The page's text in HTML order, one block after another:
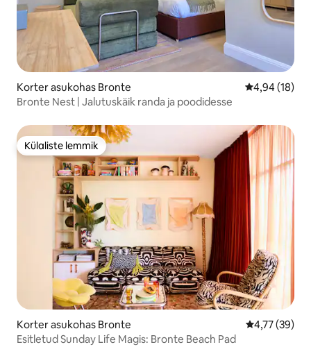
Korter asukohas Bronte Keskmine
4,94 (18)
Bronte Nest | Jalutuskäik randa ja poodidesse
Külaliste lemmik
Külaliste lemmik
Korter asukohas Bronte Keskmine
4,77 (39)
Esitletud Sunday Life Magis: Bronte Beach Pad